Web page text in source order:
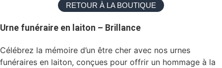
RETOUR À LA BOUTIQUE
Urne funéraire en laiton – Brillance
Célébrez la mémoire d’un être cher avec nos urnes
funéraires en laiton, conçues pour offrir un hommage à la